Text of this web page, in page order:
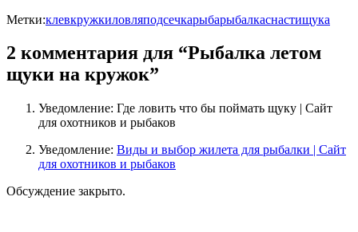
Метки:клевкружкиловляподсечкарыбарыбалкаснастищука
2 комментария для “Рыбалка летом
щуки на кружок”
Уведомление: Где ловить что бы поймать щуку | Сайт
для охотников и рыбаков
Уведомление: Виды и выбор жилета для рыбалки | Сайт
для охотников и рыбаков
Обсуждение закрыто.